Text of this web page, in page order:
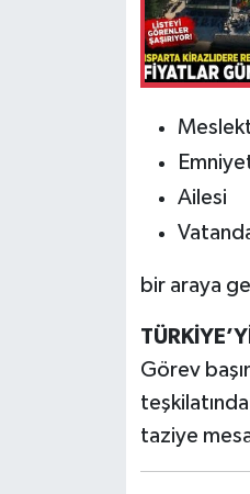
Ailesi
bir araya
Görev
taziye